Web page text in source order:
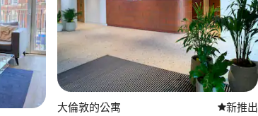
大倫敦的公寓 新住處
新推出